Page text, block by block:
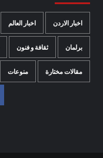
اخبار الاردن اخبار العالم
برلمان ثقافة و فنون
مقالات مختارة منوعات